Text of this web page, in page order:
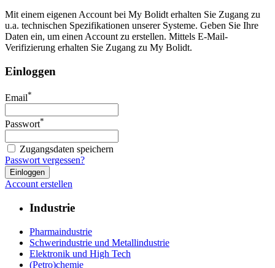
Mit einem eigenen Account bei My Bolidt erhalten Sie Zugang zu
u.a. technischen Spezifikationen unserer Systeme. Geben Sie Ihre
Daten ein, um einen Account zu erstellen. Mittels E-Mail-
Verifizierung erhalten Sie Zugang zu My Bolidt.
Einloggen
Email*
Passwort*
Zugangsdaten speichern
Passwort vergessen?
Account erstellen
Industrie
Pharmaindustrie
Schwerindustrie und Metallindustrie
Elektronik und High Tech
(Petro)chemie